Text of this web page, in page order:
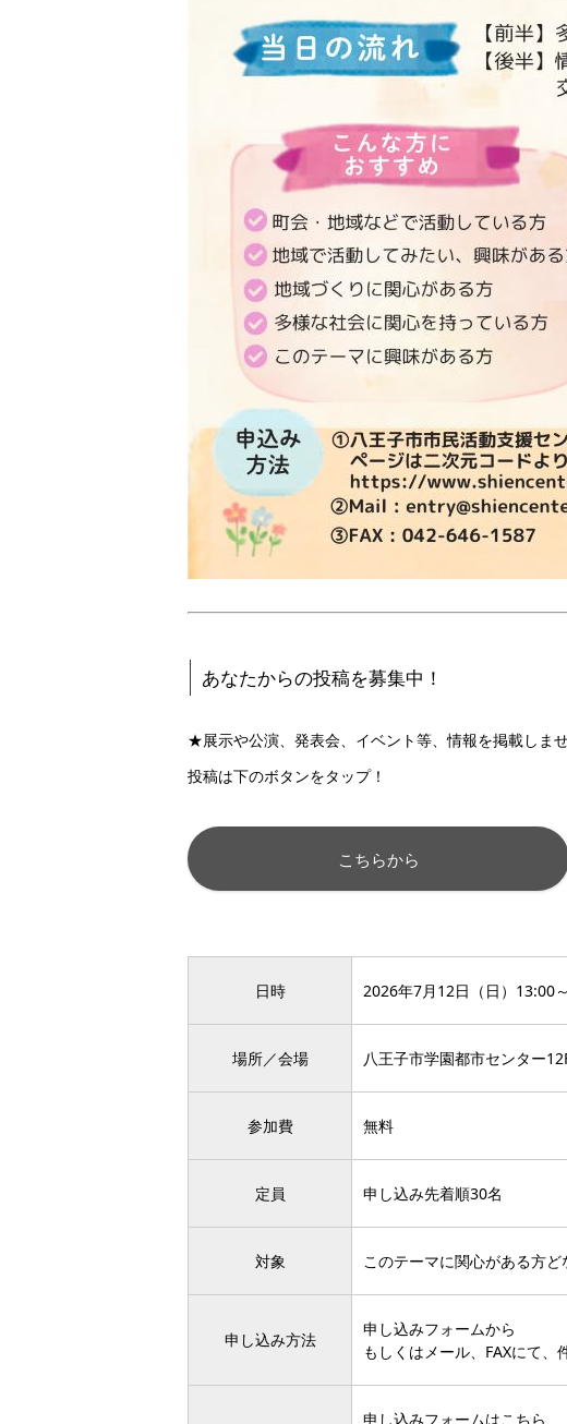
あなたからの投稿を募集中！
★展示や公演、発表会、イベント等、情報を掲載しま
投稿は下のボタンをタップ！
こちらから
日時 2026年7月12日（日）13:00
場所／会場 八王子市学園都市センター
参加費 無料
定員 申し込み先着順30名
対象 このテーマに関心がある方ど
申し込み方法
申し込みフォームから
もしくはメール、FAXにて
申し込みフォームはこちら